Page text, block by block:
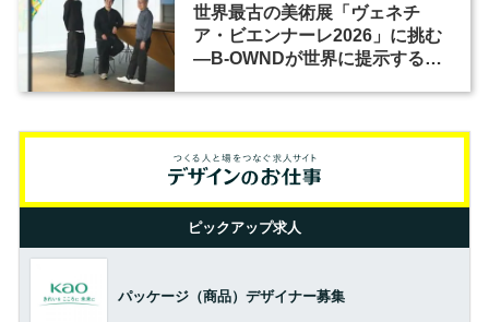
世界最古の美術展「ヴェネチ
ア・ビエンナーレ2026」に挑む
―B-OWNDが世界に提示する美
ピックアップ求人
パッケージ（商品）デザイナー募集